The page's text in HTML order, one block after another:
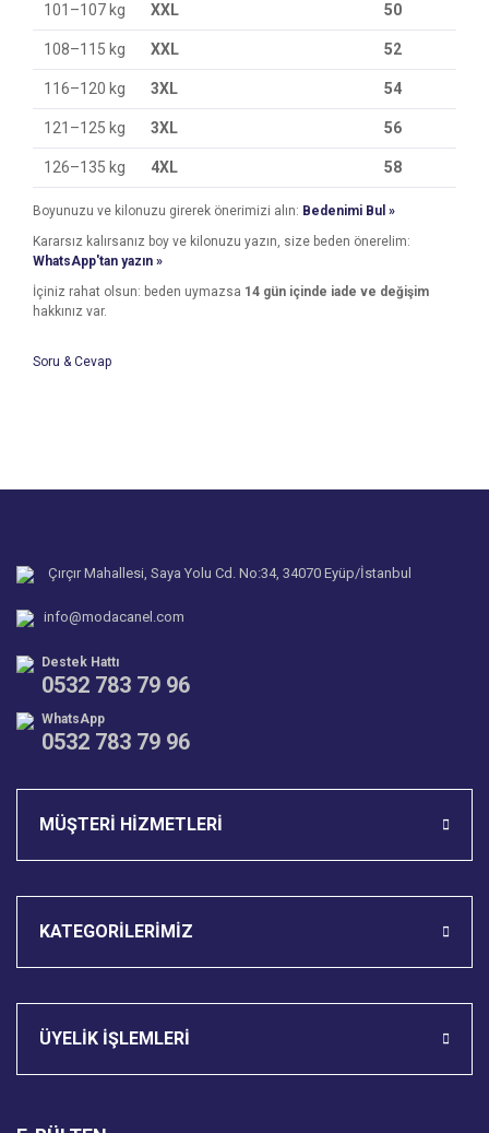
101–107 kg XXL 50
108–115 kg XXL 52
116–120 kg 3XL 54
121–125 kg 3XL 56
126–135 kg 4XL 58
Boyunuzu ve kilonuzu girerek önerimizi alın: Bedenimi Bul »
Kararsız kalırsanız boy ve kilonuzu yazın, size beden önerelim:
WhatsApp'tan yazın »
İçiniz rahat olsun: beden uymazsa 14 gün içinde iade ve değişim
hakkınız var.
Bu ürüne benzer farklı alternatifler olmalı.
Soru & Cevap
Çırçır Mahallesi, Saya Yolu Cd. No:34, 34070 Eyüp/İstanbul
info@modacanel.com
Destek Hattı
0532 783 79 96
WhatsApp
0532 783 79 96
MÜŞTERİ HİZMETLERİ
KATEGORİLERİMİZ
ÜYELİK İŞLEMLERİ